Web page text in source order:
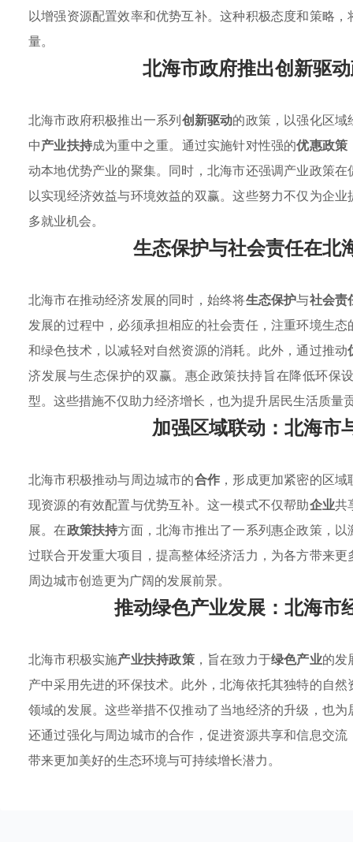
以增强资源配置效率和优势互补。这种积极态度和策略
量。
北海市政府推出创新驱
北海市政府积极推出一系列创新驱动的政策，以强化区
中产业扶持成为重中之重。通过实施针对性强的优惠政策
动本地优势产业的聚集。同时，北海市还强调产业政策
以实现经济效益与环境效益的双赢。这些努力不仅为企
多就业机会。
生态保护与社会责任在北
北海市在推动经济发展的同时，始终将生态保护与社会责
发展的过程中，必须承担相应的社会责任，注重环境生
和绿色技术，以减轻对自然资源的消耗。此外，通过推动
济发展与生态保护的双赢。惠企政策扶持旨在降低环保
型。这些措施不仅助力经济增长，也为提升居民生活质量
加强区域联动：北海市
北海市积极推动与周边城市的合作 ，形成更加紧密的区
现资源的有效配置与优势互补。这一模式不仅帮助企业共
展。在政策扶持方面，北海市推出了一系列惠企政策，
过联合开发重大项目，提高整体经济活力，为各方带来
周边城市创造更为广阔的发展前景。
推动绿色产业发展：北海市
北海市积极实施产业扶持政策，旨在致力于绿色产业的发
产中采用先进的环保技术。此外，北海依托其独特的自
领域的发展。这些举措不仅推动了当地经济的升级，也
还通过强化与周边城市的合作，促进资源共享和信息交
带来更加美好的生态环境与可持续增长潜力。